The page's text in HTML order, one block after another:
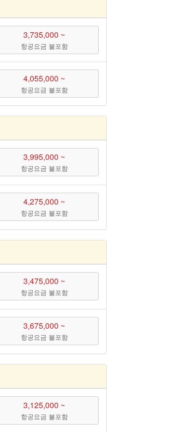
3,735,000 ~
항공요금 불포함
4,055,000 ~
항공요금 불포함
3,995,000 ~
항공요금 불포함
4,275,000 ~
항공요금 불포함
3,475,000 ~
항공요금 불포함
3,675,000 ~
항공요금 불포함
3,125,000 ~
항공요금 불포함